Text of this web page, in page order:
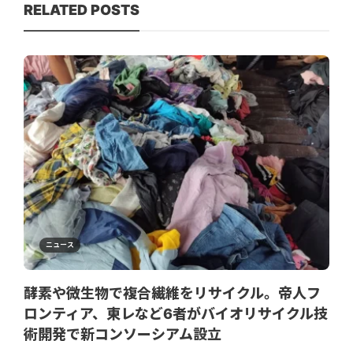
RELATED POSTS
ニュース
酵素や微生物で複合繊維をリサイクル。帝人フ
ロンティア、東レなど6者がバイオリサイクル技
術開発で新コンソーシアム設立